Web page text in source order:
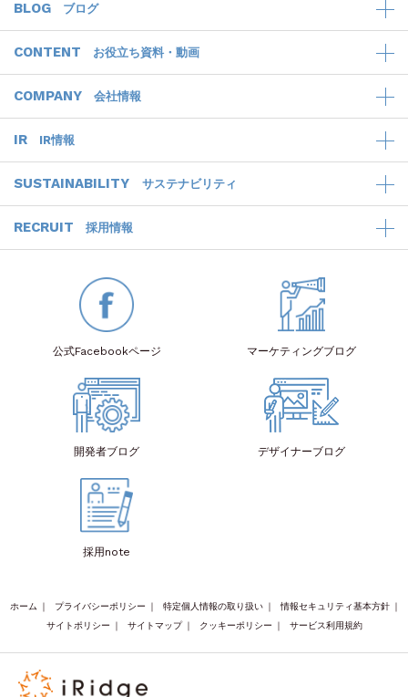
BLOG ブログ
CONTENT お役立ち資料・動画
COMPANY 会社情報
IR IR情報
SUSTAINABILITY サステナビリティ
RECRUIT 採用情報
公式Facebookページ マーケティングブログ
開発者ブログ デザイナーブログ
採用note
ホーム ｜ プライバシーポリシー ｜ 特定個人情報の取り扱い ｜ 情報セキュリティ基本方針 ｜
サイトポリシー
｜ サイトマップ ｜ クッキーポリシー ｜ サービス利用規約